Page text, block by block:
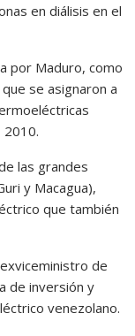
en diálisis en el
por Maduro, como
se asignaron a
2010.
las grandes
y Macagua),
que también
de
de inversión y
venezolano.